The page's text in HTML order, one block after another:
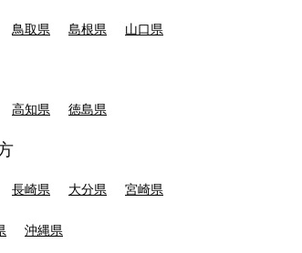
鳥取県 島根県 山口県
高知県 徳島県
長崎県 大分県 宮崎県
沖縄県